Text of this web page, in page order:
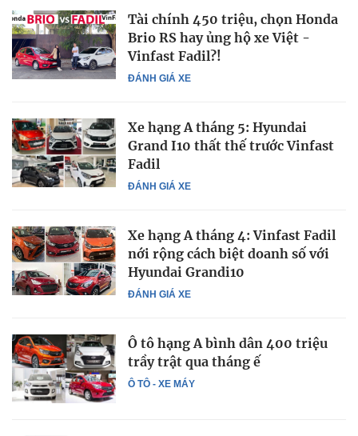
ĐÁNH GIÁ XE
Tài chính 450 triệu, chọn Honda
Brio RS hay ủng hộ xe Việt -
Vinfast Fadil?!
ĐÁNH GIÁ XE
Xe hạng A tháng 5: Hyundai
Grand I10 thất thế trước Vinfast
Fadil
ĐÁNH GIÁ XE
Xe hạng A tháng 4: Vinfast Fadil
nới rộng cách biệt doanh số với
Hyundai Grandi10
Ô TÔ - XE MÁY
Ô tô hạng A bình dân 400 triệu
trầy trật qua tháng ế